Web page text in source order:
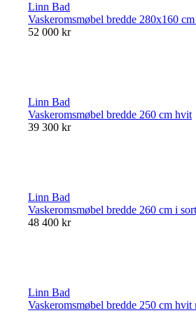
Linn Bad
Vaskeromsmøbel bredde 280x160
52 000 kr
Linn Bad
Vaskeromsmøbel bredde 260 cm hvit
39 300 kr
Linn Bad
Vaskeromsmøbel bredde 260 cm i
48 400 kr
Linn Bad
Vaskeromsmøbel bredde 250 cm hvit